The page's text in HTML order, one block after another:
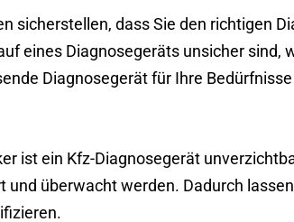
sicherstellen, dass Sie den richtigen
eines Diagnosegeräts unsicher sind,
Diagnosegerät für Ihre
ist ein Kfz-Diagnosegerät
überwacht werden. Dadurch